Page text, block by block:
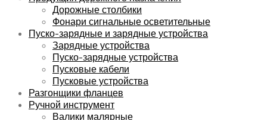
Дорожные столбики
Фонари сигнальные осветительные
Пуско-зарядные и зарядные устройства
Зарядные устройства
Пуско-зарядные устройства
Пусковые кабели
Пусковые устройства
Разгонщики фланцев
Ручной инструмент
Валики малярные